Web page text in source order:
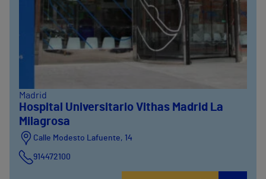
Madrid
Hospital Universitario Vithas Madrid La
Milagrosa
Calle Modesto Lafuente, 14
914472100